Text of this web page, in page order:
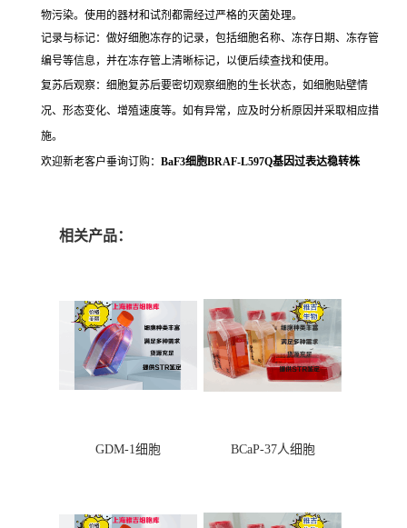
物污染。使用的器材和试剂都需经过严格的灭菌处理。
记录与标记：做好细胞冻存的记录，包括细胞名称、冻存日期、冻存管
编号等信息，并在冻存管上清晰标记，以便后续查找和使用。
复苏后观察：细胞复苏后要密切观察细胞的生长状态，如细胞贴壁情
况、形态变化、增殖速度等。如有异常，应及时分析原因并采取相应措
施。
欢迎新老客户垂询订购： BaF3细胞BRAF-L597Q基因过表达稳转株
相关产品：
GDM-1细胞 BCaP-37人细胞